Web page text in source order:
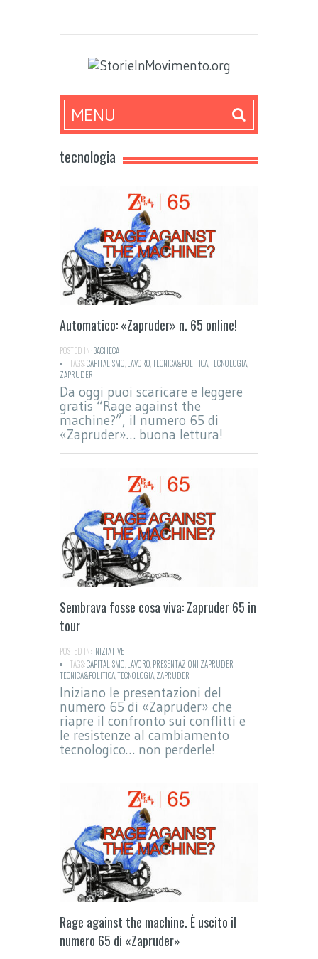
MENU
tecnologia
Automatico: «Zapruder» n. 65 online!
POSTED IN:BACHECA
TAGS:CAPITALISMO LAVORO TECNICA&POLITICATECNOLOGIA
ZAPRUDER
Da oggi puoi scaricare e leggere
gratis “Rage against the
machine?”, il numero 65 di
«Zapruder»… buona lettura!
Sembrava fosse cosa viva: Zapruder 65 in
tour
POSTED IN:INIZIATIVE
TAGS:CAPITALISMO LAVORO PRESENTAZIONI ZAPRUDER
TECNICA&POLITICATECNOLOGIA ZAPRUDER
Iniziano le presentazioni del
numero 65 di «Zapruder» che
riapre il confronto sui conflitti e
le resistenze al cambiamento
tecnologico… non perderle!
Rage against the machine. È uscito il
numero 65 di «Zapruder»